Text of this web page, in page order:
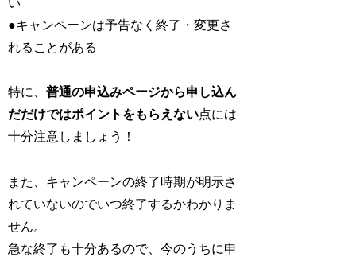
●キャンペーンは予告なく終了・変更さ
れることがある
特に、普通の申込みページから申し込ん
だだけではポイントをもらえない点には
十分注意しましょう！
また、キャンペーンの終了時期が明示さ
れていないのでいつ終了するかわかりま
せん。
急な終了も十分あるので、今のうちに申